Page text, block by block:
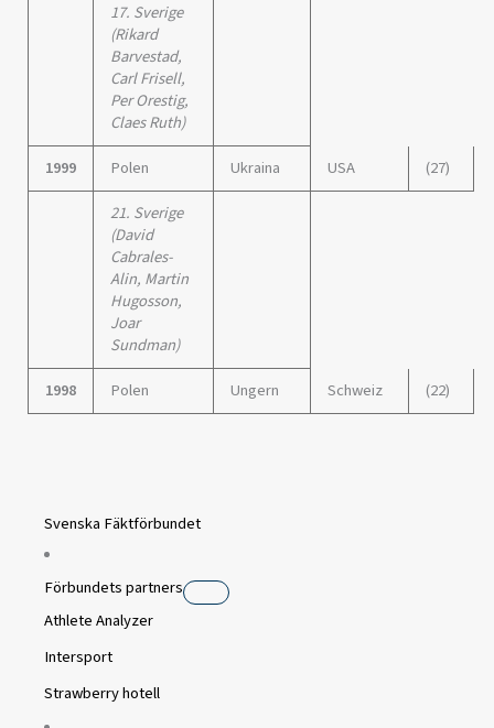
17. Sverige
(Rikard
Barvestad,
Carl Frisell,
Per Orestig,
Claes Ruth)
1999
Polen Ukraina USA
(27)
21. Sverige
(David
Cabrales-
Alin, Martin
Hugosson,
Joar
Sundman)
1998
Polen Ungern Schweiz (22)
Svenska Fäktförbundet
Förbundets partners
Athlete Analyzer
Intersport
Strawberry hotell